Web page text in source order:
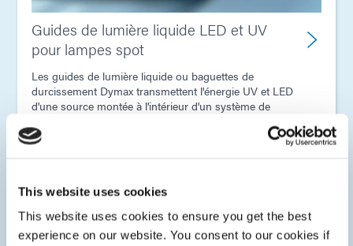
This website uses cookies
This website uses cookies to ensure you get the best
experience on our website. You consent to our cookies if
Guides de lumière liquide LED et UV
pour lampes spot
Les guides de lumière liquide ou baguettes de
durcissement Dymax transmettent l'énergie UV et LED
d'une source montée à l'intérieur d'un système de
ciblée.